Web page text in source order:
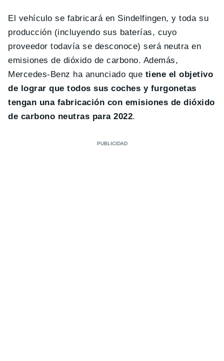
El vehículo se fabricará en Sindelfingen, y toda su
producción (incluyendo sus baterías, cuyo
proveedor todavía se desconoce) será neutra en
emisiones de dióxido de carbono. Además,
Mercedes-Benz ha anunciado que tiene el objetivo
de lograr que todos sus coches y furgonetas
tengan una fabricación con emisiones de dióxido
de carbono neutras para 2022.